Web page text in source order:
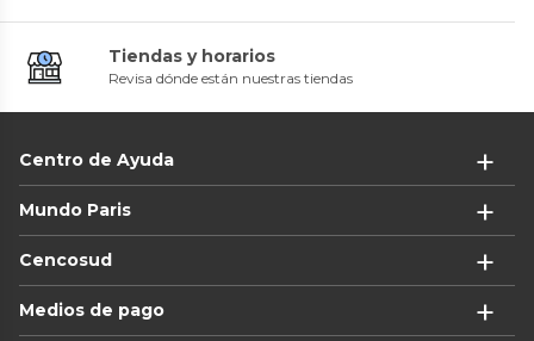
Tiendas y horarios
Revisa dónde están nuestras tiendas
Centro de Ayuda
Mundo Paris
Cencosud
Medios de pago